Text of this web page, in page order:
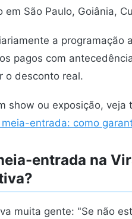
São Paulo, Goiânia,
a
pagos com
o desconto real.
show ou exposição, veja
entrada: como
entrada na
muita gente: "Se não